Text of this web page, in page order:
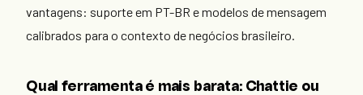
vantagens: suporte em PT-BR e modelos de mensagem
calibrados para o contexto de negócios brasileiro.
Qual ferramenta é mais barata: Chattie ou